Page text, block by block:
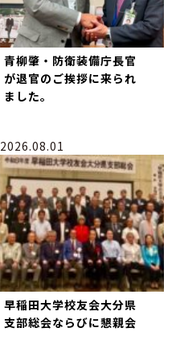
青柳肇・防衛装備庁長官
が退官のご挨拶に来られ
ました。
2026.08.01
早稲田大学校友会大分県
支部総会ならびに懇親会